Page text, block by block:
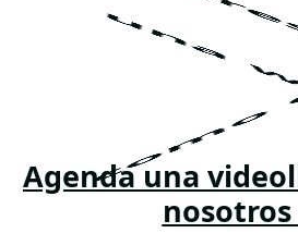
una
Agenda una